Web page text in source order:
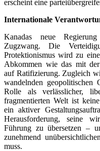
erscheint eine
Internationale
Kanadas neue
Zugzwang. Die
Protektionismus wird zu
Abkommen wie das mit
auf Ratifizierung. Zugleich
wandelnden geopolitischen
Rolle als verlässlicher,
fragmentierten Welt ist
ein aktiver
Herausforderung, seine
Führung zu übersetzen –
zunehmend
muss.